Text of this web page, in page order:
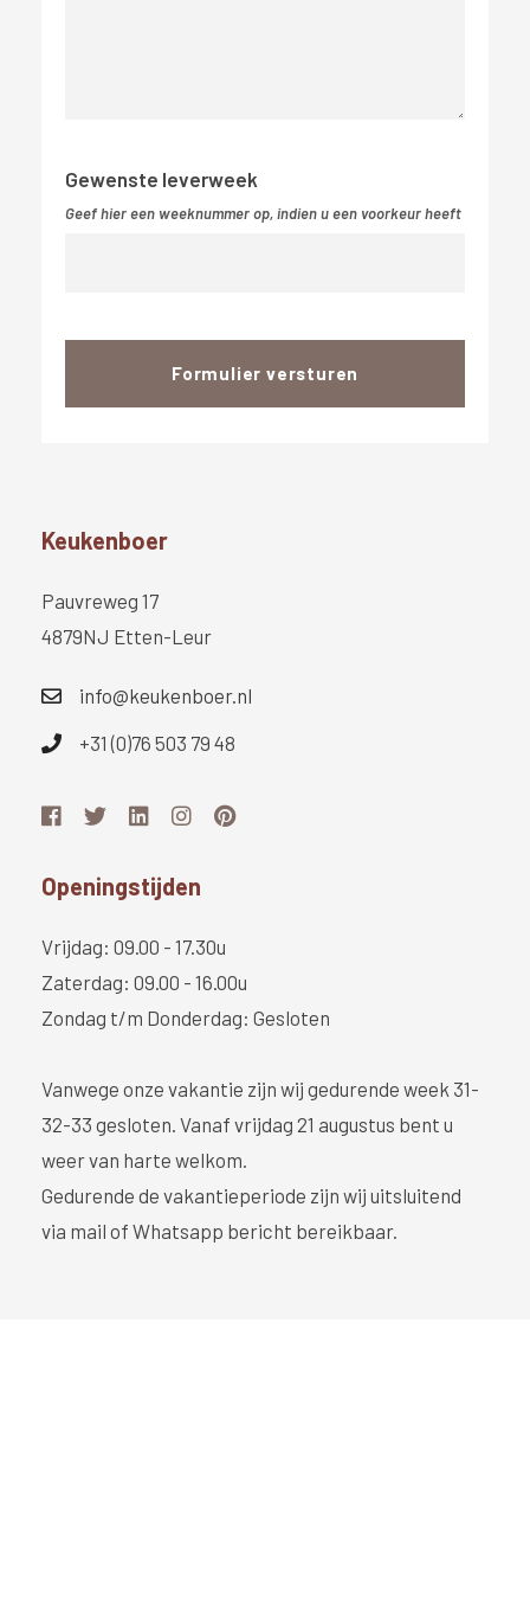
Gewenste leverweek
Geef hier een weeknummer op, indien u een voorkeur heeft
Formulier versturen
Keukenboer
Pauvreweg 17
4879NJ Etten-Leur
info@keukenboer.nl
+31 (0)76 503 79 48
Openingstijden
Vrijdag: 09.00 - 17.30u
Zaterdag: 09.00 - 16.00u
Zondag t/m Donderdag: Gesloten
Vanwege onze vakantie zijn wij gedurende week 31-
32-33 gesloten. Vanaf vrijdag 21 augustus bent u
weer van harte welkom.
Gedurende de vakantieperiode zijn wij uitsluitend
via mail of Whatsapp bericht bereikbaar.